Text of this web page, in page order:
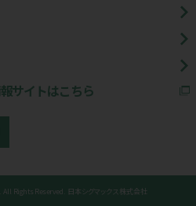
サイトはこちら
Rights Reserved. 日本シグマックス株式会社